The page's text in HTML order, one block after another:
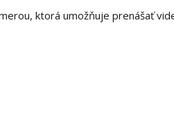
ktorá umožňuje prenášať